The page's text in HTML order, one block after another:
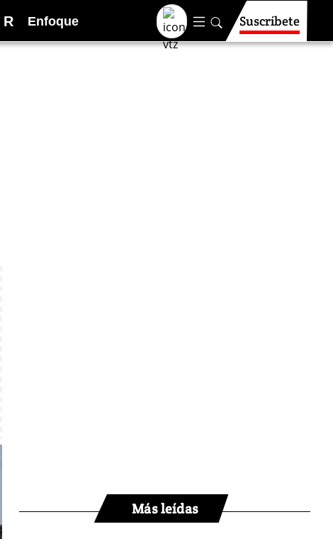
R Enfoque Suscríbete
Más leídas